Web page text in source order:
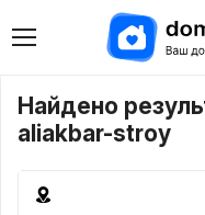
Найдено
aliakbar-stroy